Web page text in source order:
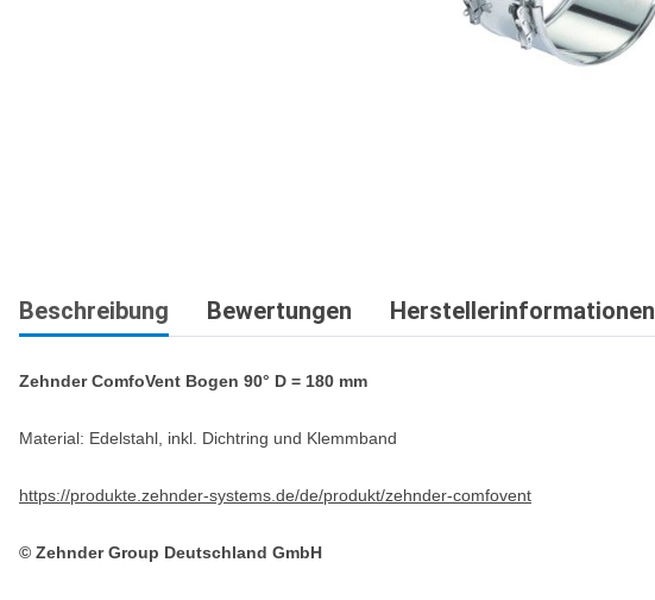
Beschreibung Bewertungen Herstellerinformationen
Zehnder ComfoVent Bogen 90° D = 180 mm
Material: Edelstahl, inkl. Dichtring und Klemmband
https://produkte.zehnder-systems.de/de/produkt/zehnder-comfovent
© Zehnder Group Deutschland GmbH